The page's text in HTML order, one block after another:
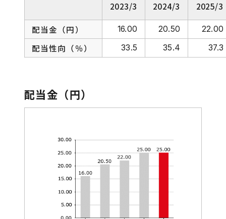
2023/3 2024/3 2025/3
配当金（円） 16.00 20.50 22.00
配当性向（％） 33.5 35.4 37.3
配当金（円）
株式・社債情報
IRニュース
IRサイトの使い方
お問い合わせ